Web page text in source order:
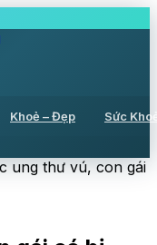
Khoẻ – Đẹp Sức
ung thư vú, con gái